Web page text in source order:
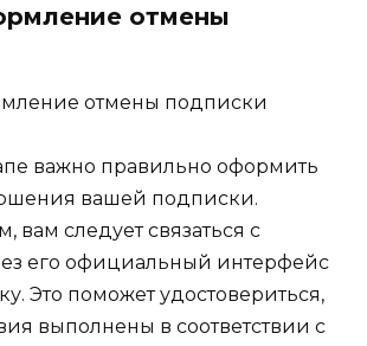
отмены
важно правильно оформить
вашей подписки.
вам следует связаться с
его официальный интерфейс
Это поможет удостовериться,
выполнены в соответствии с